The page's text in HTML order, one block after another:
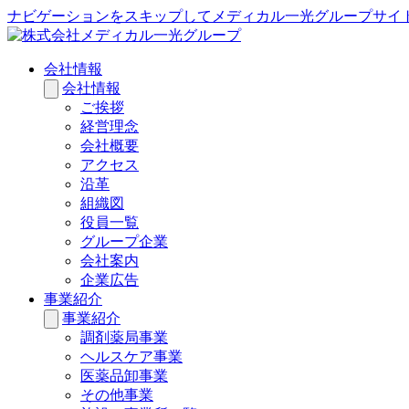
ナビゲーションをスキップしてメディカル一光グループサイ
会社情報
会社情報
ご挨拶
経営理念
会社概要
アクセス
沿革
組織図
役員一覧
グループ企業
会社案内
企業広告
事業紹介
事業紹介
調剤薬局事業
ヘルスケア事業
医薬品卸事業
その他事業